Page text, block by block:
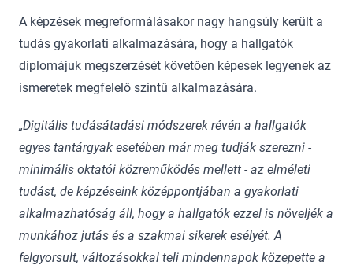
A képzések megreformálásakor nagy hangsúly került a
tudás gyakorlati alkalmazására, hogy a hallgatók
diplomájuk megszerzését követően képesek legyenek az
ismeretek megfelelő szintű alkalmazására.
„Digitális tudásátadási módszerek révén a hallgatók
egyes tantárgyak esetében már meg tudják szerezni -
minimális oktatói közreműködés mellett - az elméleti
tudást, de képzéseink középpontjában a gyakorlati
alkalmazhatóság áll, hogy a hallgatók ezzel is növeljék a
munkához jutás és a szakmai sikerek esélyét. A
felgyorsult, változásokkal teli mindennapok közepette a